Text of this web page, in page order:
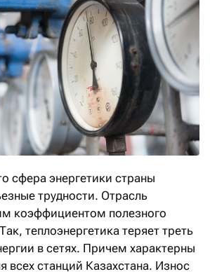
сфера энергетики страны
трудности. Отрасль
коэффициентом полезного
теплоэнергетика теряет треть
в сетях. Причем характерны
всех станций Казахстана. Износ